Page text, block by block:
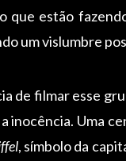
que estão
um vislumbre
de filmar esse
Uma
, símbolo da